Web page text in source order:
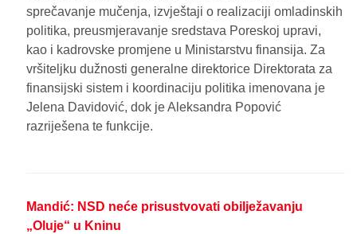
sprečavanje mučenja, izvještaji o realizaciji omladinskih
politika, preusmjeravanje sredstava Poreskoj upravi,
kao i kadrovske promjene u Ministarstvu finansija. Za
vršiteljku dužnosti generalne direktorice Direktorata za
finansijski sistem i koordinaciju politika imenovana je
Jelena Davidović, dok je Aleksandra Popović
razriješena te funkcije.
Mandić: NSD neće prisustvovati obilježavanju
„Oluje“ u Kninu